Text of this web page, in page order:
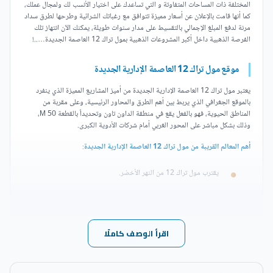
المختلفة ذات المساحات المتفاوتة و التي تساعدك على اختيار الأنسب لك ولمجال عملك،
كما أنها قامت بالإعلان عن أسعار مميزة تتوافق مع رغباتك الشرائية وطرحها لطرق سداد
مرنة لدفع المبلغ الإجمالي بالتقسيط على مدار سنوات طويلة، يمكنك الآن انتهاز تلك
الفرصة الذهبية داخل أكبر المشروعات الذهبية بمول تراك 12 العاصمة الجديدة…..!
موقع مول تراك 12 العاصمة الإدارية الجديدة
يعتبر مول تراك 12 العاصمة الإدارية الجديدة من أميز المشاريع المميزة الذي ينفرد
بالموقع الجغرافي الذي يربط بين أهم الطرق والمحاور الرئيسية، وعلى مقربة من
المناطق الحيوية، فهو بالفعل يقع في منطقة الداون تاون وتحديداً بالقطعة 50 M،
وذلك بشكل مباشر على المحور الغربي أمام شركات الأدوية الكبرى.
أهم المعالم القريبة من مول تراك 12 العاصمة الإدارية الجديدة
:
يقترب مول تراك 12 من النهر الأخضر.
اقرأ الوصف كاملًا